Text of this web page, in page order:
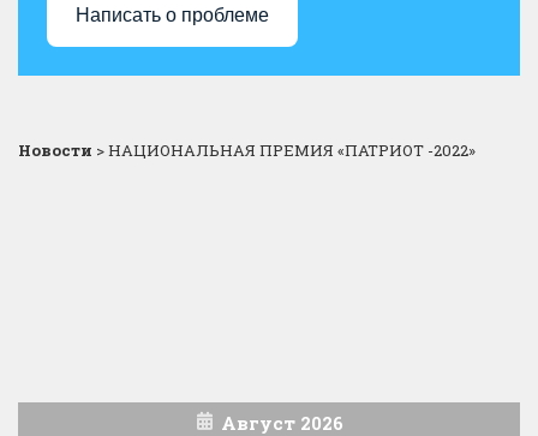
Написать о проблеме
Новости >НАЦИОНАЛЬНАЯ ПРЕМИЯ «ПАТРИОТ -2022»
Август 2026